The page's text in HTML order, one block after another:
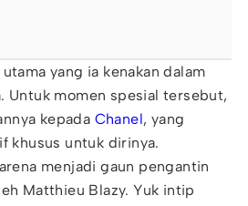
yang ia kenakan dalam
Untuk momen spesial tersebut,
kepada Chanel, yang
khusus untuk dirinya.
menjadi gaun pengantin
Matthieu Blazy. Yuk intip